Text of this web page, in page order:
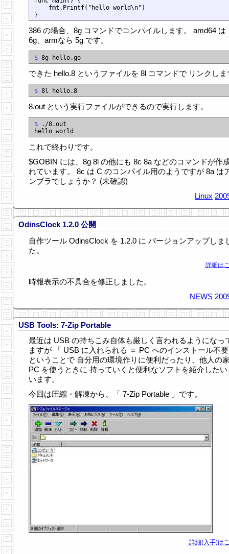
    fmt.Printf("hello world\n")
386 の場合、8g コマンドでコンパイルします。 amd64 は
6g、armなら 5g です。
$
できた hello.8 というファイルを 8l コマンドで リンクしま
$
8.out という実行ファイルができるので実行します。
$
./8.out
これで終わりです。
$GOBIN には、8g 8l の他にも 8c 8a などのコマンドが作
れています。 8c は C のコンパイル用のようですが 8a は
ンブラでしょうか？ (未確認)
Linux
OdinsClock 1.2.0 公開
自作ツール OdinsClock を 1.2.0 に バージョンアップしま
た。
詳細は
時報表示の不具合を修正しました。
NEWS
USB Tools: 7-Zip Portable
最近は USB の持ちこみ自体も厳しく言われるようになっ
ますが 「 USB に入れられる ＝ PC へのインストール不
ということで 自分用の環境作りに便利だったり、他人の
PC を使うときに 持っていくと便利なソフトを紹介した
います。
今回は圧縮・解凍から、「 7-Zip Portable 」です。
詳細(入手)は